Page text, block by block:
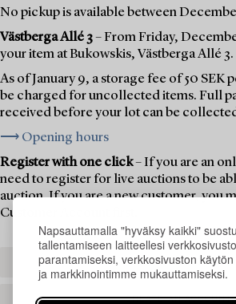
Napsauttamalla "hyväksy kaikki"
tallentamiseen laitteellesi
parantamiseksi, verkkosivuston
ja markkinointimme mukauttamiseksi.
No pickup is available between
Västberga Allé 3– From Friday,
your item at Bukowskis, Västberga Allé 3.
As of January 9, a storage fee of 50 SEK
be charged for uncollected items. Full
received before your lot can be
⟶ Opening hours
Register with one click– If you are an
need to register for live auctions to be
auction. If you are a new customer, you
Customer Account first.
REGISTER TO BID
CREATE AN ACCOUNT